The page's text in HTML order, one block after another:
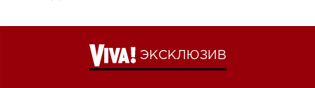
ЭКСКЛЮЗИВ